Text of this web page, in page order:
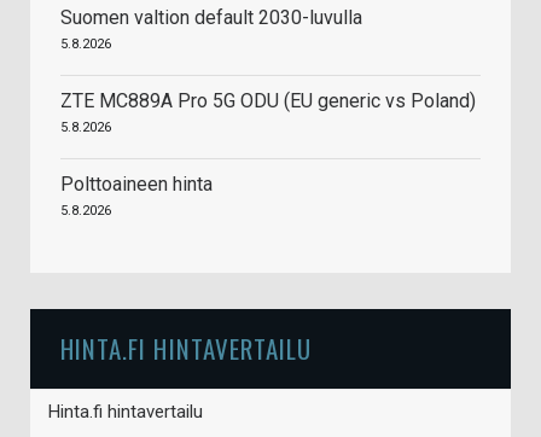
Suomen valtion default 2030-luvulla
5.8.2026
ZTE MC889A Pro 5G ODU (EU generic vs Poland)
5.8.2026
Polttoaineen hinta
5.8.2026
HINTA.FI HINTAVERTAILU
Hinta.fi hintavertailu